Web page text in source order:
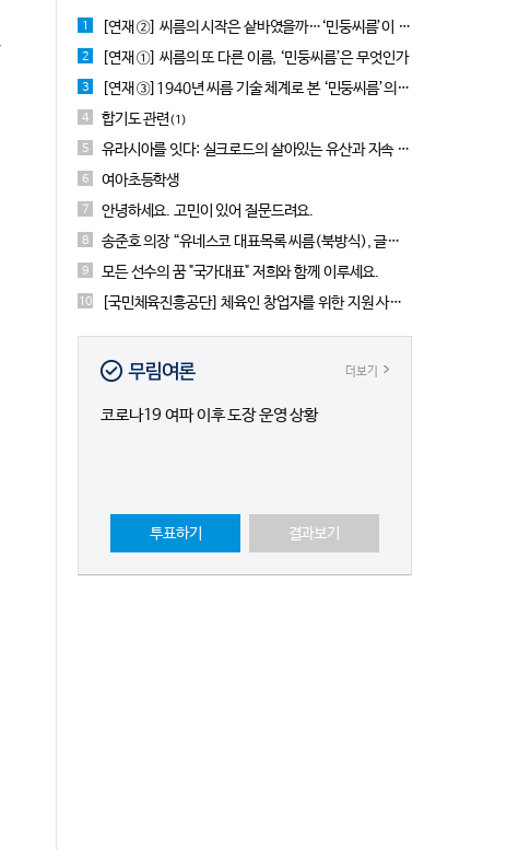
1 [연재 ②] 씨름의 시작은 샅바였을까…‘민둥씨름’이 먼저였다는 근거들
2 [연재 ①] 씨름의 또 다른 이름, ‘민둥씨름’은 무엇인가
3 [연재 ③]1940년 씨름 기술 체계로 본 ‘민둥씨름’의 실체
4 합기도 관련(1)
5 유라시아를 잇다: 실크로드의 살아있는 유산과 지속 가능한 씨름 전승, UN 고위급회담 사이드이벤트
6 여아초등학생
7 안녕하세요. 고민이 있어 질문드려요.
8 송준호 의장 “유네스코 대표목록 씨름(북방식), 글로벌 네트워크 구축완료”
9 모든 선수의 꿈 "국가대표" 저희와 함께 이루세요.
10 [국민체육진흥공단] 체육인 창업자를 위한 지원 사업 소개합니다!
무림여론 더보기
코로나19 여파 이후 도장 운영 상황
투표하기 결과보기